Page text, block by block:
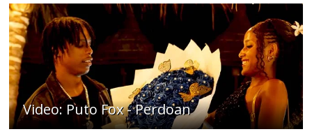
Video: Puto Fox - Perdoan